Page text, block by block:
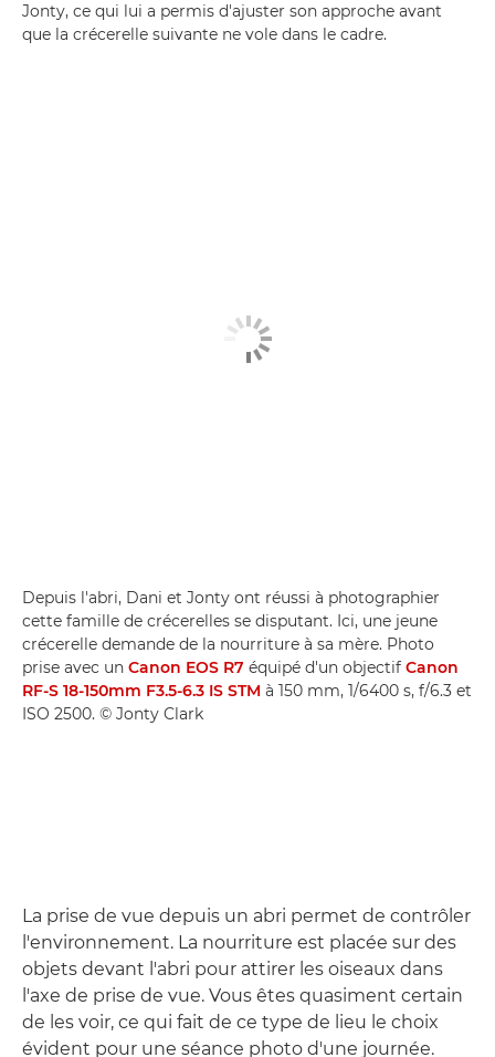
Jonty, ce qui lui a permis d'ajuster son approche avant
que la crécerelle suivante ne vole dans le cadre.
Depuis l'abri, Dani et Jonty ont réussi à photographier
cette famille de crécerelles se disputant. Ici, une jeune
crécerelle demande de la nourriture à sa mère. Photo
prise avec un Canon EOS R7 équipé d'un objectif Canon
RF-S 18-150mm F3.5-6.3 IS STM à 150 mm, 1/6400 s, f/6.3 et
ISO 2500. © Jonty Clark
La prise de vue depuis un abri permet de contrôler
l'environnement. La nourriture est placée sur des
objets devant l'abri pour attirer les oiseaux dans
l'axe de prise de vue. Vous êtes quasiment certain
de les voir, ce qui fait de ce type de lieu le choix
évident pour une séance photo d'une journée.